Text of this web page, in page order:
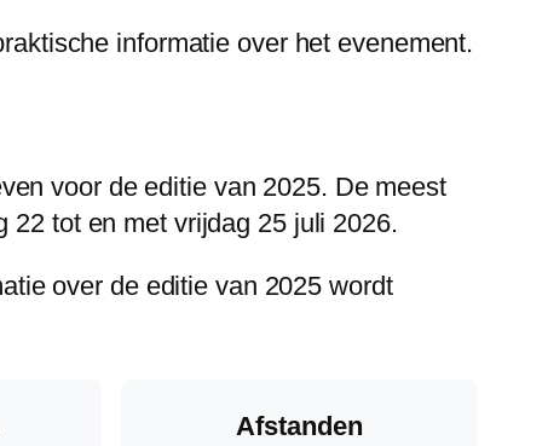
informatie over het evenement.
voor de editie van 2025. De meest
22 tot en met vrijdag 25 juli 2026.
over de editie van 2025 wordt
Afstanden